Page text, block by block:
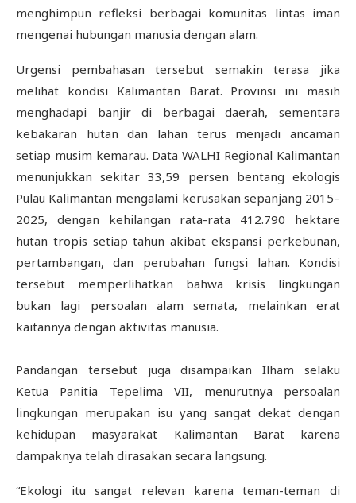
menghimpun refleksi berbagai komunitas lintas iman
mengenai hubungan manusia dengan alam.
Urgensi pembahasan tersebut semakin terasa jika
melihat kondisi Kalimantan Barat. Provinsi ini masih
menghadapi banjir di berbagai daerah, sementara
kebakaran hutan dan lahan terus menjadi ancaman
setiap musim kemarau. Data WALHI Regional Kalimantan
menunjukkan sekitar 33,59 persen bentang ekologis
Pulau Kalimantan mengalami kerusakan sepanjang 2015–
2025, dengan kehilangan rata-rata 412.790 hektare
hutan tropis setiap tahun akibat ekspansi perkebunan,
pertambangan, dan perubahan fungsi lahan. Kondisi
tersebut memperlihatkan bahwa krisis lingkungan
bukan lagi persoalan alam semata, melainkan erat
kaitannya dengan aktivitas manusia.
Pandangan tersebut juga disampaikan Ilham selaku
Ketua Panitia Tepelima VII, menurutnya persoalan
lingkungan merupakan isu yang sangat dekat dengan
kehidupan masyarakat Kalimantan Barat karena
dampaknya telah dirasakan secara langsung.
“Ekologi itu sangat relevan karena teman-teman di